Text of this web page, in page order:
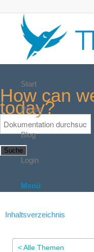
Start
Preise
Blog
Login
Menü
How can
today?
Suche
< Alle Themen
Inhaltsverzeichnis